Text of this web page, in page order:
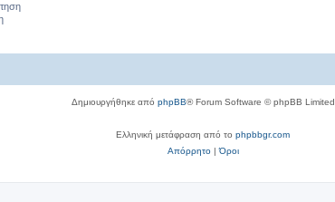
Δημιουργήθηκε από phpBB® Forum Software © phpBB Limited
Ελληνική μετάφραση από το phpbbgr.com
Απόρρητο|Όροι